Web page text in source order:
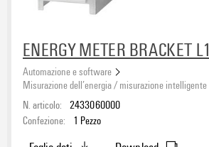
ENERGY METER BRACKET L1
Automazione e software
Misurazione dell’energia / misurazione intelligente
N. articolo: 2433060000
Confezione:
1 Pezzo